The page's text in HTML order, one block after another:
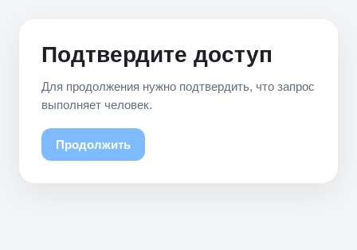
Подтвердите доступ
Для продолжения нужно подтвердить, что запрос
выполняет человек.
Продолжить